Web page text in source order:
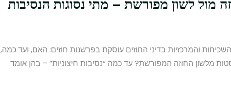
והמרכזיות בדיני החוזים עוסקת בפרשנות חוזים: האם, ועד כמה,
מלשון החוזה המפורשת? עד כמה “נסיבות חיצוניות” – בהן אומד